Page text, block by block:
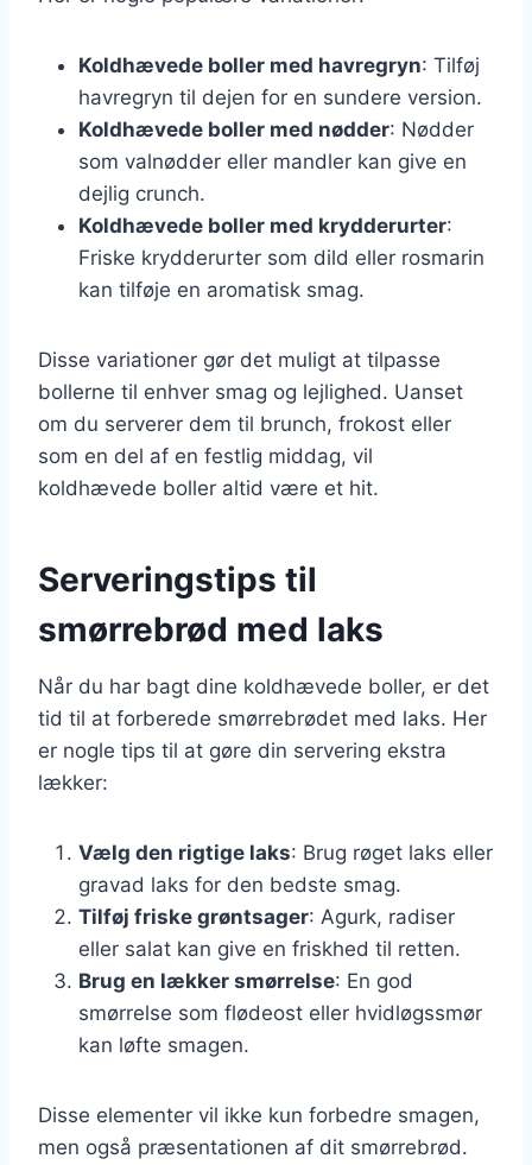
Koldhævede boller med havregryn: Tilføj
havregryn til dejen for en sundere version.
Koldhævede boller med nødder: Nødder
som valnødder eller mandler kan give en
dejlig crunch.
Koldhævede boller med krydderurter:
Friske krydderurter som dild eller rosmarin
kan tilføje en aromatisk smag.
Disse variationer gør det muligt at tilpasse
bollerne til enhver smag og lejlighed. Uanset
om du serverer dem til brunch, frokost eller
som en del af en festlig middag, vil
koldhævede boller altid være et hit.
Serveringstips til
smørrebrød med laks
Når du har bagt dine koldhævede boller, er det
tid til at forberede smørrebrødet med laks. Her
er nogle tips til at gøre din servering ekstra
lækker:
Vælg den rigtige laks: Brug røget laks eller
gravad laks for den bedste smag.
Tilføj friske grøntsager: Agurk, radiser
eller salat kan give en friskhed til retten.
Brug en lækker smørrelse: En god
smørrelse som flødeost eller hvidløgssmør
kan løfte smagen.
Disse elementer vil ikke kun forbedre smagen,
men også præsentationen af dit smørrebrød.